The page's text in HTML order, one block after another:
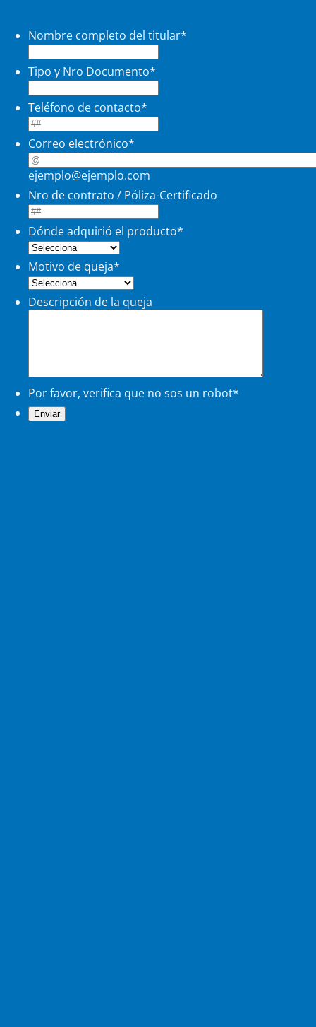
Nombre completo del titular*
Tipo y Nro Documento*
Teléfono de contacto*
Correo electrónico*
ejemplo@ejemplo.com
Nro de contrato / Póliza-Certificado
Dónde adquirió el producto*
Motivo de queja*
Descripción de la queja
Por favor, verifica que no sos un robot*
Enviar